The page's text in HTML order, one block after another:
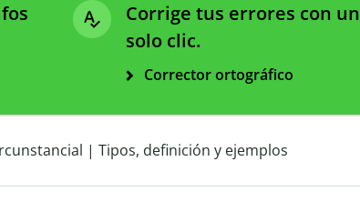
Corrige tus errores con un
solo clic.
Corrector ortográfico
| Tipos, definición y ejemplos